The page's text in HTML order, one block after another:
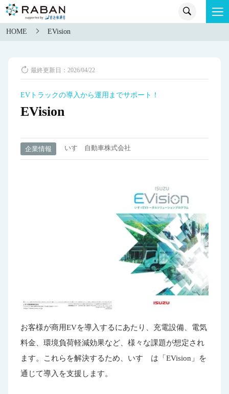
HOME EVision
最終更新日：2026/04/22
EVトラックの導入から運用までサポート！
EVision
企業情報 いすゞ自動車株式会社
お客様が商用EVを導入するにあたり、充電設備、電気
料金、環境負荷軽減効果など、様々な課題が想定され
ます。これらを解決するため、いすゞは「EVision」を
通じて導入を支援します。